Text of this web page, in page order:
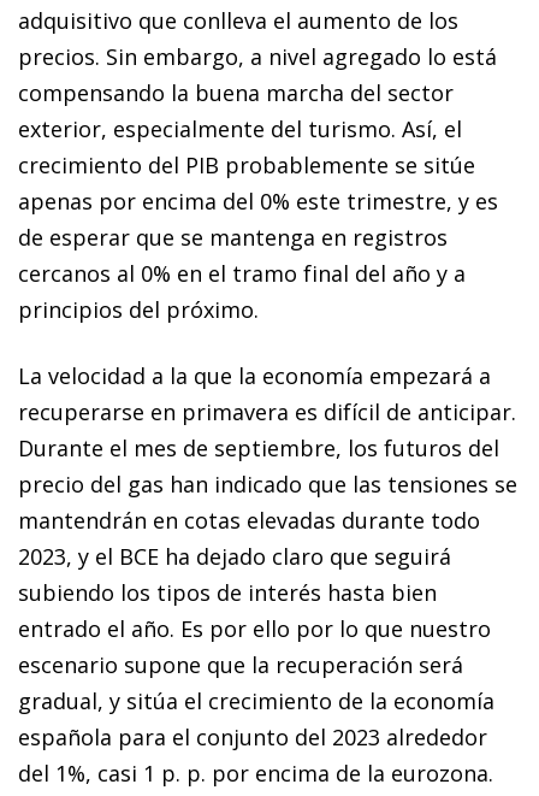
adquisitivo que conlleva el aumento de los
precios. Sin embargo, a nivel agregado lo está
compensando la buena marcha del sector
exterior, especialmente del turismo. Así, el
crecimiento del PIB probablemente se sitúe
apenas por encima del 0% este trimestre, y es
de esperar que se mantenga en registros
cercanos al 0% en el tramo final del año y a
principios del próximo.
La velocidad a la que la economía empezará a
recuperarse en primavera es difícil de anticipar.
Durante el mes de septiembre, los futuros del
precio del gas han indicado que las tensiones se
mantendrán en cotas elevadas durante todo
2023, y el BCE ha dejado claro que seguirá
subiendo los tipos de interés hasta bien
entrado el año. Es por ello por lo que nuestro
escenario supone que la recuperación será
gradual, y sitúa el crecimiento de la economía
española para el conjunto del 2023 alrededor
del 1%, casi 1 p. p. por encima de la eurozona.